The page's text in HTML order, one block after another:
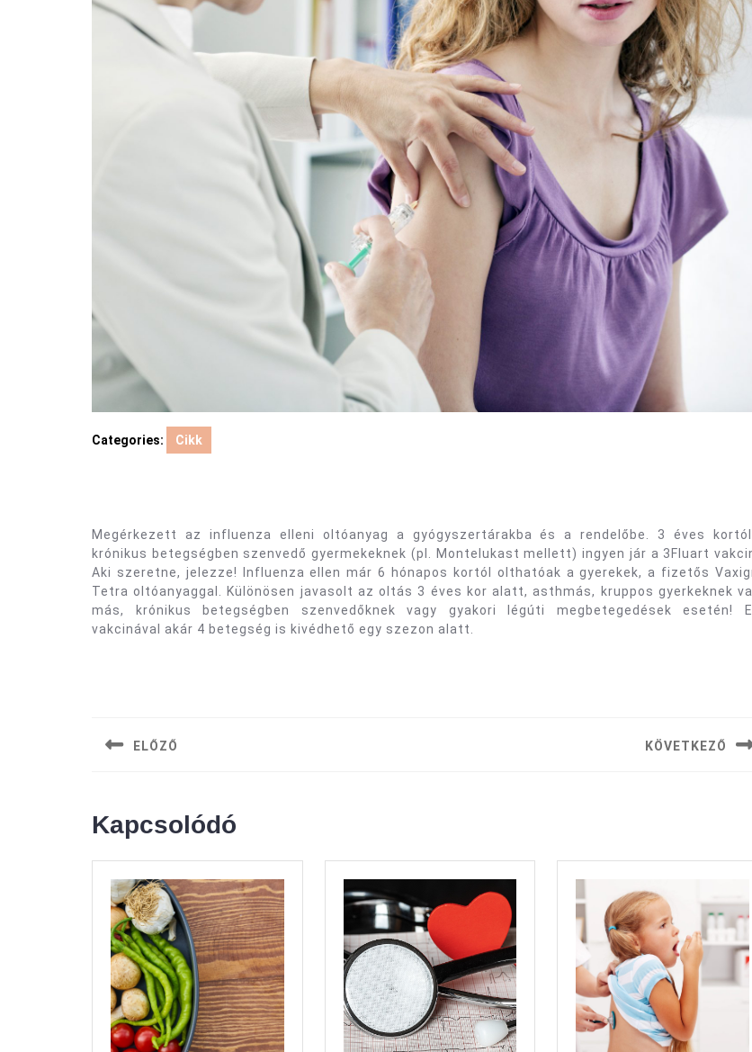
Categories: Cikk
Megérkezett az influenza elleni oltóanyag a gyógyszertárakba és a rendelőbe. 3 éves
krónikus betegségben szenvedő gyermekeknek (pl. Montelukast mellett) ingyen jár a 3Fluart
Aki szeretne, jelezze! Influenza ellen már 6 hónapos kortól olthatóak a gyerekek, a fizetős
Tetra oltóanyaggal. Különösen javasolt az oltás 3 éves kor alatt, asthmás, kruppos gyerkeknek
más, krónikus betegségben szenvedőknek vagy gyakori légúti megbetegedések esetén!
vakcinával akár 4 betegség is kivédhető egy szezon alatt.
navigáció
ELŐZŐ KÖVETKEZŐ
Kapcsolódó